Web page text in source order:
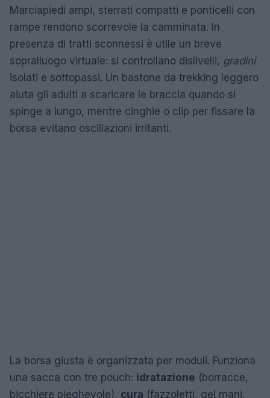
Marciapiedi ampi, sterrati compatti e ponticelli con
rampe rendono scorrevole la camminata. In
presenza di tratti sconnessi è utile un breve
sopralluogo virtuale: si controllano dislivelli, gradini
isolati e sottopassi. Un bastone da trekking leggero
aiuta gli adulti a scaricare le braccia quando si
spinge a lungo, mentre cinghie o clip per fissare la
borsa evitano oscillazioni irritanti.
La borsa giusta è organizzata per moduli. Funziona
una sacca con tre pouch: idratazione (borracce,
bicchiere pieghevole), cura (fazzoletti, gel mani,